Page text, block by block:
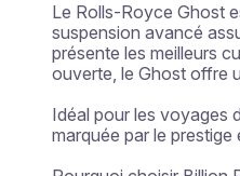
Le Rolls-Royce Ghost
suspension avancé
présente les meilleurs
ouverte, le Ghost offre
Idéal pour les voyages
marquée par le